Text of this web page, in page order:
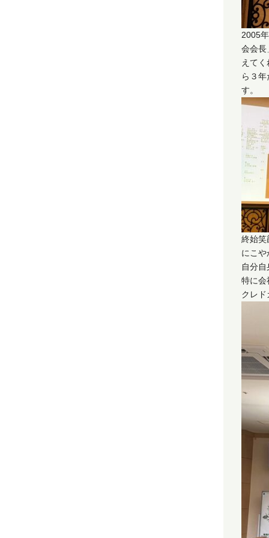
2005
会会長
えて
ら３
す。
終始笑
にこ
自分
特に会
クレ